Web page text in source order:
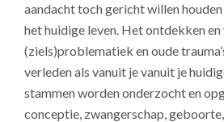
aandacht toch gericht willen
het huidige leven. Het ontdekken
(ziels)problematiek en oude
verleden als vanuit je vanuit je
stammen worden onderzocht en
conceptie, zwangerschap,